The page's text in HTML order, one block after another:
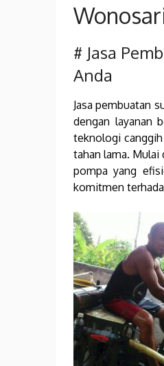
# Jasa
Anda
Jasa pembuatan
dengan layanan
teknologi
tahan lama. Mulai
pompa yang
komitmen